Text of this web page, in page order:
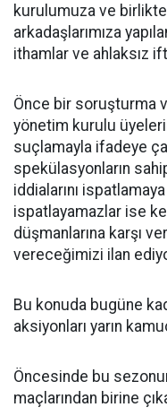
kurulumuza ve birlikte
arkadaşlarımıza
ithamlar ve ahlaksız
Önce bir soruşturma
yönetim kurulu
suçlamayla ifadeye
spekülasyonların
iddialarını
ispatlayamazlar ise
düşmanlarına karşı
vereceğimizi ilan
Bu konuda bugüne
aksiyonları yarın
Öncesinde bu
maçlarından birine